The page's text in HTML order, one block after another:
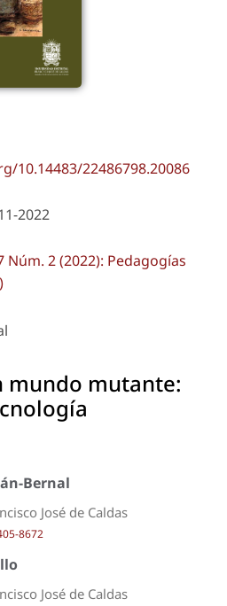
10.14483/22486798.20086
2022
Núm. 2 (2022): Pedagogías
mundo mutante:
Bernal
José de Caldas
8672
José de Caldas